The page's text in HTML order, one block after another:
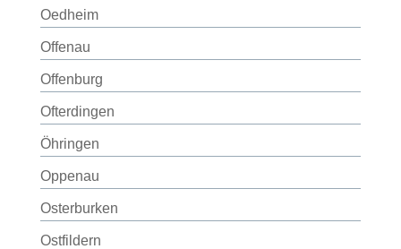
Oedheim
Offenau
Offenburg
Ofterdingen
Öhringen
Oppenau
Osterburken
Ostfildern